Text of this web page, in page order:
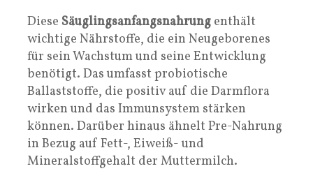
Diese Säuglingsanfangsnahrung enthält
wichtige Nährstoffe, die ein Neugeborenes
für sein Wachstum und seine Entwicklung
benötigt. Das umfasst probiotische
Ballaststoffe, die positiv auf die Darmflora
wirken und das Immunsystem stärken
können. Darüber hinaus ähnelt Pre-Nahrung
in Bezug auf Fett-, Eiweiß- und
Mineralstoffgehalt der Muttermilch.